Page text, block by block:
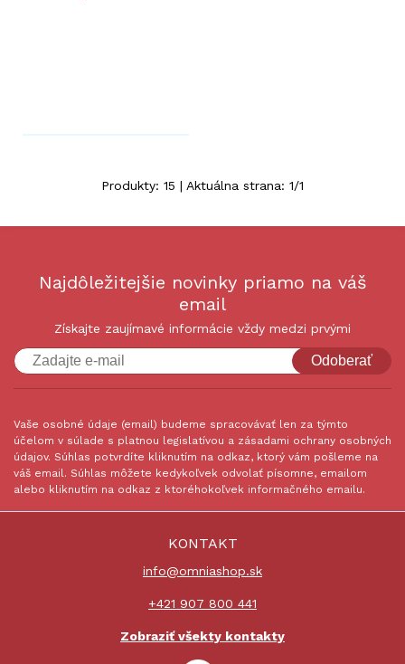
Produkty: 15 | Aktuálna strana: 1/1
Najdôležitejšie novinky priamo na váš
email
Získajte zaujímavé informácie vždy medzi prvými
Odoberať
Vaše osobné údaje (email) budeme spracovávať len za týmto
účelom v súlade s platnou legislatívou a zásadami ochrany osobných
údajov. Súhlas potvrdíte kliknutím na odkaz, ktorý vám pošleme na
váš email. Súhlas môžete kedykoľvek odvolať písomne, emailom
alebo kliknutím na odkaz z ktoréhokoľvek informačného emailu.
KONTAKT
info@omniashop.sk
+421 907 800 441
Zobraziť všekty kontakty